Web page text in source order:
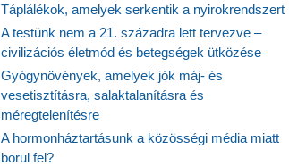
Táplálékok, amelyek serkentik a nyirokrendszert
A testünk nem a 21. századra lett tervezve –
civilizációs életmód és betegségek ütközése
Gyógynövények, amelyek jók máj- és
vesetisztításra, salaktalanításra és
méregtelenítésre
A hormonháztartásunk a közösségi média miatt
borul fel?